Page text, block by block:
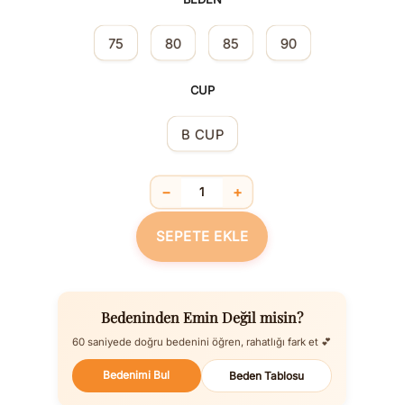
75 80 85 90
CUP
B CUP
Balenli Destekli Dolgulu Yaka Detaylı
− +
SEPETE EKLE
Bedeninden Emin Değil misin?
60 saniyede doğru bedenini öğren, rahatlığı fark et 💕
Bedenimi Bul Beden Tablosu